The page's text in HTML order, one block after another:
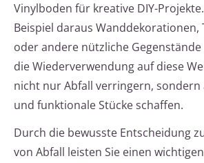
Vinylboden für kreative DIY-
Beispiel daraus
oder andere nützliche
die Wiederverwendung auf diese
nicht nur Abfall verringern,
und funktionale Stücke schaffen.
Durch die bewusste Entscheidung
von Abfall leisten Sie einen